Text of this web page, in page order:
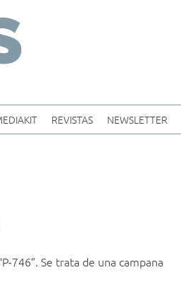
REVISTAS NEWSLETTER
746”. Se trata de una campana